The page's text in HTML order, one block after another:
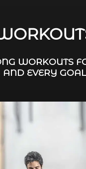
WORKOUTS
AND EVERY GOAL